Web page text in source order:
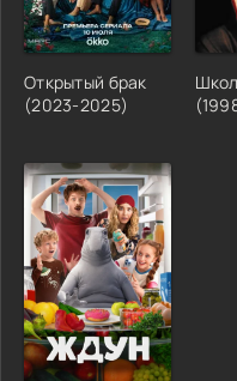
Открытый брак
(2023-2025)